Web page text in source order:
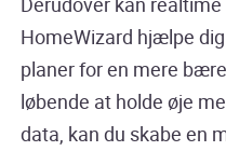
HomeWizard hjælpe
planer for en mere
løbende at holde øje
data, kan du skabe en